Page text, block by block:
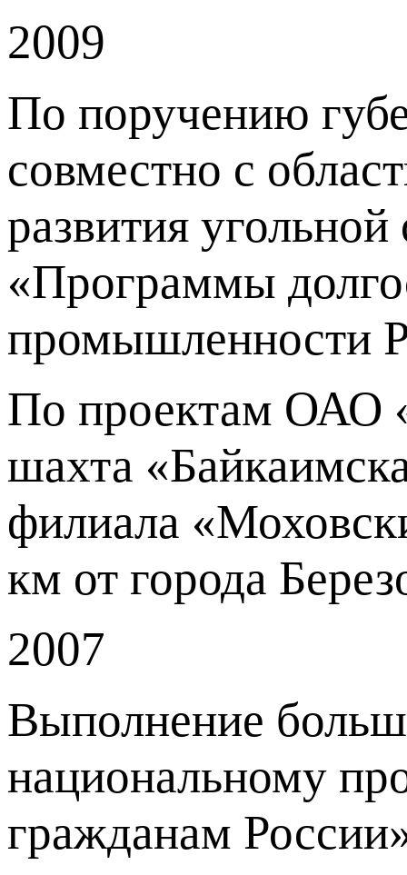
2009
По поручению
совместно с
развития
«Программы
промышленности
По проектам ОАО
шахта
филиала
км от города
2007
Выполнение
национальному
гражданам